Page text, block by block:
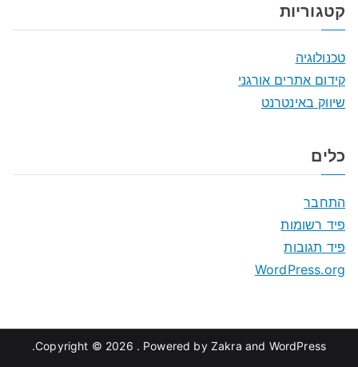
קטגוריות
טכנולוגיה
קידום אתרים אורגני
שיווק באינטרנט
כלים
התחבר
פיד רשומות
פיד תגובות
WordPress.org
Copyright © 2026 . Powered by Zakra and WordPress
.